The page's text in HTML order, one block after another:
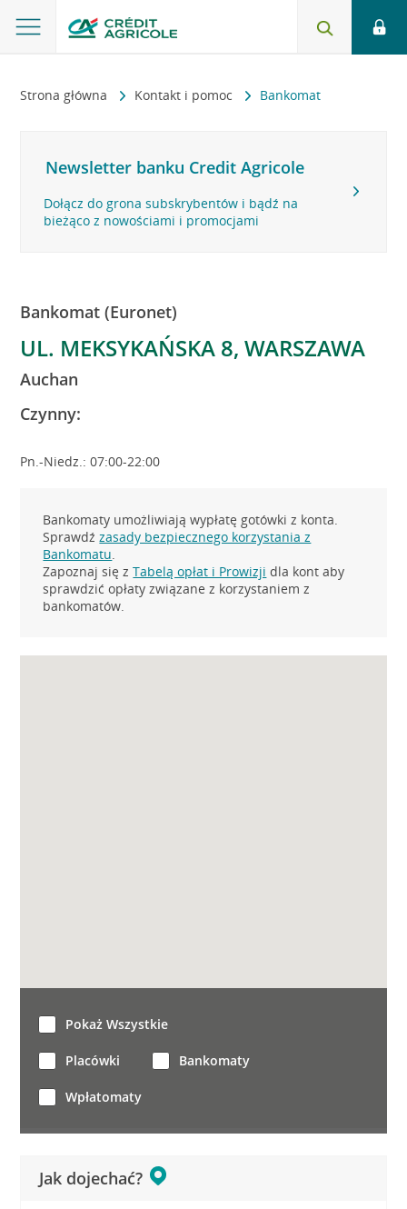
Strona główna Kontakt i pomoc Bankomat
Newsletter banku Credit Agricole
Dołącz do grona subskrybentów i bądź na
bieżąco z nowościami i promocjami
Bankomat (Euronet)
UL. MEKSYKAŃSKA 8, WARSZAWA
Auchan
Czynny:
Pn.-Niedz.: 07:00-22:00
Bankomaty umożliwiają wypłatę gotówki z konta.
Sprawdźzasady bezpiecznego korzystania z
Bankomatu.
Zapoznaj się zTabelą opłat i Prowizji dla kont aby
sprawdzić opłaty związane z korzystaniem z
bankomatów.
Jak dojechać?
Pokaż Wszystkie
Placówki Bankomaty
Wpłatomaty